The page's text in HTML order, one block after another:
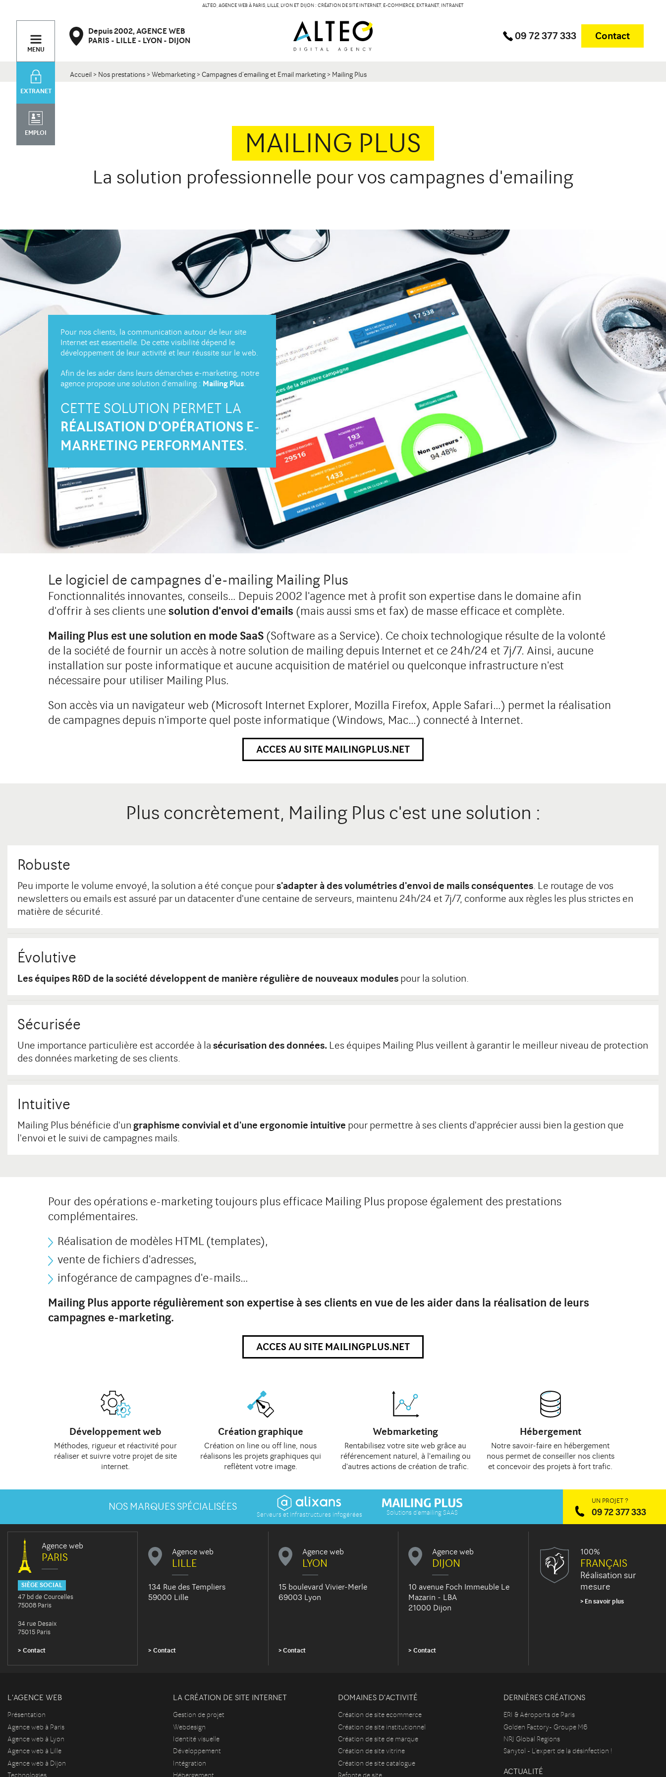
ALTEO, AGENCE WEB À PARIS, LILLE, LYON ET DIJON : CRÉATION DE SITE INTERNET, E-COMMERCE, EXTRANET, INTRANET
Depuis 2002, AGENCE WEB
PARIS
LILLE LYON DIJON 09 72 377 333 Contact
MENU
EXTRANET
EMPLOI
34 rue Desaix
75015 Paris
47 bd de Courcelles
75008 Paris
134 Rue des Templiers
10 avenue Foch Immeuble Le Mazarin - LBA
Accueil > Nos prestations > Webmarketing> Campagnes d’emailing et Email marketing> Mailing Plus
MAILING PLUS
La solution professionnelle pour vos campagnes d'emailing
Pour nos clients, la communication autour de leur site
Internet est essentielle. De cette visibilité dépend le
développement de leur activité et leur réussite sur le web.
Afin de les aider dans leurs démarches e-marketing, notre
agence propose une solution d'emailing : Mailing Plus.
CETTE SOLUTION PERMET LA
RÉALISATION D'OPÉRATIONS E-
MARKETING PERFORMANTES.
Le logiciel de campagnes d'e-mailing Mailing Plus
Fonctionnalités innovantes, conseils… Depuis 2002 l'agence met à profit son expertise dans le domaine afin
d'offrir à ses clients une solution d'envoi d'emails (mais aussi sms et fax) de masse efficace et complète.
Mailing Plus est une solution en mode SaaS (Software as a Service). Ce choix technologique résulte de la volonté
de la société de fournir un accès à notre solution de mailing depuis Internet et ce 24h/24 et 7j/7. Ainsi, aucune
installation sur poste informatique et aucune acquisition de matériel ou quelconque infrastructure n'est
nécessaire pour utiliser Mailing Plus.
Son accès via un navigateur web (Microsoft Internet Explorer, Mozilla Firefox, Apple Safari…) permet la réalisation
de campagnes depuis n'importe quel poste informatique (Windows, Mac…) connecté à Internet.
ACCES AU SITE MAILINGPLUS.NET
Plus concrètement, Mailing Plus c'est une solution :
Robuste
Peu importe le volume envoyé, la solution a été conçue pours'adapter à des volumétries d'envoi de mails conséquentes. Le routage de vos
newsletters ou emails est assuré par un datacenter d'une centaine de serveurs, maintenu 24h/24 et 7j/7, conforme aux règles les plus strictes en
matière de sécurité.
Évolutive
Les équipes R&D de la société développent de manière régulière de nouveaux modules pour la solution.
Sécurisée
Une importance particulière est accordée à la sécurisation des données. Les équipes Mailing Plus veillent à garantir le meilleur niveau de protection
des données marketing de ses clients.
Intuitive
Mailing Plus bénéficie d'un graphisme convivial et d'une ergonomie intuitive pour permettre à ses clients d'apprécier aussi bien la gestion que
l'envoi et le suivi de campagnes mails.
Pour des opérations e-marketing toujours plus efficace Mailing Plus propose également des prestations
complémentaires.
Réalisation de modèles HTML (templates),
vente de fichiers d'adresses,
infogérance de campagnes d'e-mails…
Mailing Plus apporte régulièrement son expertise à ses clients en vue de les aider dans la réalisation de leurs
campagnes e-marketing.
ACCES AU SITE MAILINGPLUS.NET
Développement web
Méthodes, rigueur et réactivité pour
réaliser et suivre votre projet de site
internet.
Création graphique
Création on line ouoff line, nous
réalisons les projets graphiquesqui
reflètent votre image.
Webmarketing
Rentabilisez votre site web grâce au
référencement naturel, à l'emailingou
d'autres actions decréation de trafic.
Hébergement
Notre savoir-faire en hébergement
nous permet de conseillernos clients
et concevoir des projets à fort trafic.
NOS MARQUES SPÉCIALISÉES
Serveurs et Infrastructures infogérées Solutions d'emailing SAAS
UN PROJET ?
09 72 377 333
Agence web
PARIS
SIÈGE SOCIAL
47 bd de Courcelles
75008 Paris
34 rue Desaix
75015 Paris
Contact
Agence web
LILLE
134 Rue des Templiers
59000 Lille
Contact
Agence web
LYON
15 boulevard Vivier-Merle
69003 Lyon
Contact
Agence web
DIJON
10 avenue Foch Immeuble Le
Mazarin - LBA
21000 Dijon
Contact
100%
FRANÇAIS
Réalisation sur
mesure
En savoir plus
L'AGENCE WEB
Présentation
Agence web à Paris
Agence web à Lyon
Agence web à Lille
Agence web à Dijon
LA CRÉATION DE SITE INTERNET
Gestion de projet
Webdesign
Identité visuelle
Développement
Intégration
DOMAINES D'ACTIVITÉ
Création de site ecommerce
Création de site institutionnel
Création de site de marque
Création de site vitrine
Création de site catalogue
DERNIÈRES CRÉATIONS
ERI & Aéroports de Paris
Golden Factory- Groupe M6
NRJ Global Regions
Sanytol - L'expert de la désinfection !
ACTUALITÉ